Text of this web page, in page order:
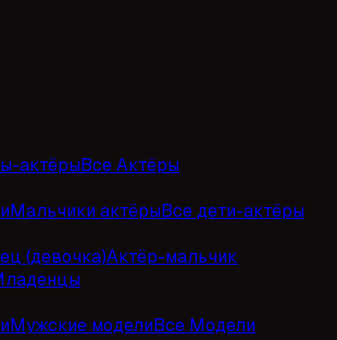
актёрыВсе Актёры
Мальчики актёрыВсе дети-актёры
(девочка)Актёр-мальчик
Мужские моделиВсе Модели